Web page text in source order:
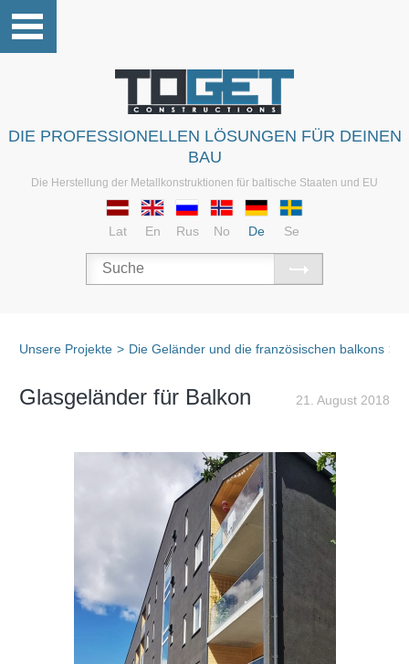
DIE PROFESSIONELLEN LÖSUNGEN FÜR DEINEN
BAU
Die Herstellung der Metallkonstruktionen für baltische Staaten und EU
Lat En Rus No De Se
Unsere Projekte > Die Geländer und die französischen balkons >
21. August 2018
Glasgeländer für Balkon